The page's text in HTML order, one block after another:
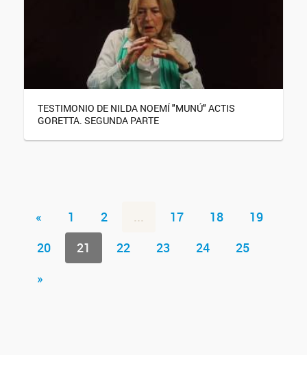
TESTIMONIO DE NILDA NOEMÍ "MUNÚ" ACTIS
GORETTA. SEGUNDA PARTE
« 1 2 ... 17 18
19
20
21 22 23 24
25
»